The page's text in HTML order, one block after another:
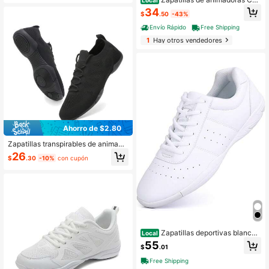
Ahorro de $2.80
Zapatillas transpirables de animado
ras flexibles para acrobacias, zapati
llas de animadoras para gimnasia d
$26.30 -10% con cupón
DIDL para niñas y jóvenes, informal
es, estilo Y2K, para exteriores
$34.50 -43%
Envío Rápido
Free Shipping
1Hay otros vendedores
Local Zapatillas deportivas blancas
de porrismo para mujer, zapatillas d
e baile atlético
$55.01
Free Shipping